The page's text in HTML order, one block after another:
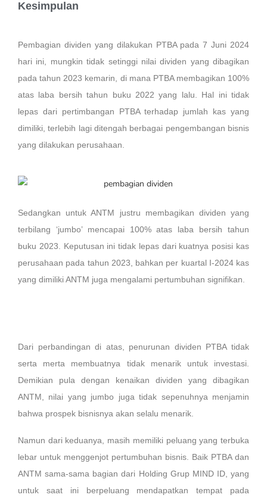
Kesimpulan
Pembagian dividen yang dilakukan PTBA pada 7 Juni 2024
hari ini, mungkin tidak setinggi nilai dividen yang dibagikan
pada tahun 2023 kemarin, di mana PTBA membagikan 100%
atas laba bersih tahun buku 2022 yang lalu. Hal ini tidak
lepas dari pertimbangan PTBA terhadap jumlah kas yang
dimiliki, terlebih lagi ditengah berbagai pengembangan bisnis
yang dilakukan perusahaan.
Sedangkan untuk ANTM justru membagikan dividen yang
terbilang ‘jumbo’ mencapai 100% atas laba bersih tahun
buku 2023. Keputusan ini tidak lepas dari kuatnya posisi kas
perusahaan pada tahun 2023, bahkan per kuartal I-2024 kas
yang dimiliki ANTM juga mengalami pertumbuhan signifikan.
Dari perbandingan di atas, penurunan dividen PTBA tidak
serta merta membuatnya tidak menarik untuk investasi.
Demikian pula dengan kenaikan dividen yang dibagikan
ANTM, nilai yang jumbo juga tidak sepenuhnya menjamin
bahwa prospek bisnisnya akan selalu menarik.
Namun dari keduanya, masih memiliki peluang yang terbuka
lebar untuk menggenjot pertumbuhan bisnis. Baik PTBA dan
ANTM sama-sama bagian dari Holding Grup MIND ID, yang
untuk saat ini berpeluang mendapatkan tempat pada